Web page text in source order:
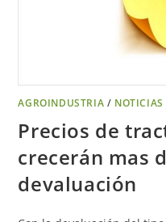
AGROINDUSTRIA / NOTICIAS
Precios de
crecerán mas
devaluación